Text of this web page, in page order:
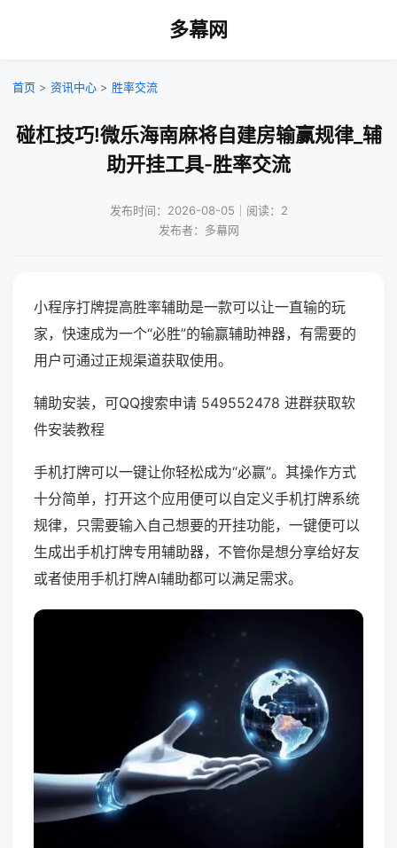
多幕网
首页 > 资讯中心 > 胜率交流
碰杠技巧!微乐海南麻将自建房输赢规律_辅
助开挂工具-胜率交流
发布时间：2026-08-05｜阅读：2
发布者：多幕网
小程序打牌提高胜率辅助是一款可以让一直输的玩
家，快速成为一个“必胜”的输赢辅助神器，有需要的
用户可通过正规渠道获取使用。
辅助安装，可QQ搜索申请 549552478 进群获取软
件安装教程
手机打牌可以一键让你轻松成为“必赢”。其操作方式
十分简单，打开这个应用便可以自定义手机打牌系统
规律，只需要输入自己想要的开挂功能，一键便可以
生成出手机打牌专用辅助器，不管你是想分享给好友
或者使用手机打牌AI辅助都可以满足需求。